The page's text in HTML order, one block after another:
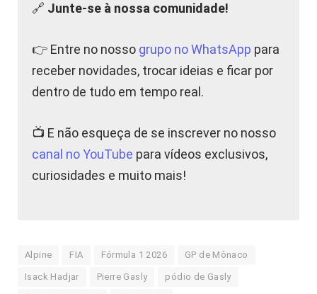
🔗 Junte-se à nossa comunidade!
👉 Entre no nosso grupo no WhatsApp para
receber novidades, trocar ideias e ficar por
dentro de tudo em tempo real.
📺 E não esqueça de se inscrever no nosso
canal no YouTube para vídeos exclusivos,
curiosidades e muito mais!
Alpine FIA Fórmula 1 2026 GP de Mônaco
Isack Hadjar Pierre Gasly pódio de Gasly